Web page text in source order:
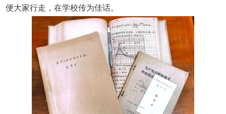
便大家行走，在学校传为佳话。